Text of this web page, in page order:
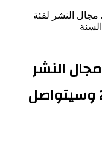
النشر لفئة
النشر
لفئة المكفوفين في 2022 وسيتواصل